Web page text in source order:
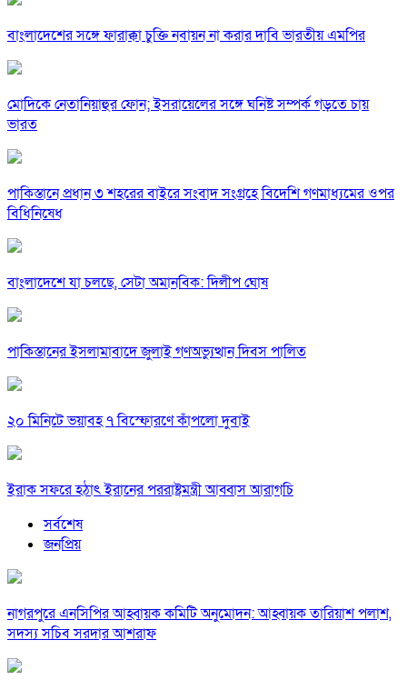
বাংলাদেশের সঙ্গে ফারাক্কা চুক্তি নবায়ন না করার দাবি ভারতীয় এমপির
মোদিকে নেতানিয়াহুর ফোন; ইসরায়েলের সঙ্গে ঘনিষ্ট সম্পর্ক গড়তে চায়
ভারত
পাকিস্তানে প্রধান ৩ শহরের বাইরে সংবাদ সংগ্রহে বিদেশি গণমাধ্যমের ওপর
বিধিনিষেধ
বাংলাদেশে যা চলছে, সেটা অমানবিক: দিলীপ ঘোষ
পাকিস্তানের ইসলামাবাদে জুলাই গণঅভ্যুত্থান দিবস পালিত
২০ মিনিটে ভয়াবহ ৭ বিস্ফোরণে কাঁপলো দুবাই
ইরাক সফরে হঠাৎ ইরানের পররাষ্ট্রমন্ত্রী আব্বাস আরাগচি
সর্বশেষ
জনপ্রিয়
নাগরপুরে এনসিপির আহ্বায়ক কমিটি অনুমোদন: আহ্বায়ক তারিয়াশ পলাশ,
সদস্য সচিব সরদার আশরাফ